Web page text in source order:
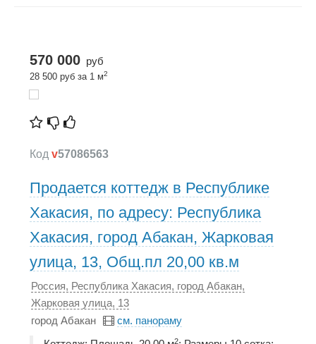
570 000 руб
28 500 руб за 1 м2
Код v57086563
Продается коттедж в Республике
Хакасия, по адресу: Республика
Хакасия, город Абакан, Жарковая
улица, 13, Общ.пл 20,00 кв.м
Россия, Республика Хакасия, город Абакан,
Жарковая улица, 13
город Абакан
см. панораму
2